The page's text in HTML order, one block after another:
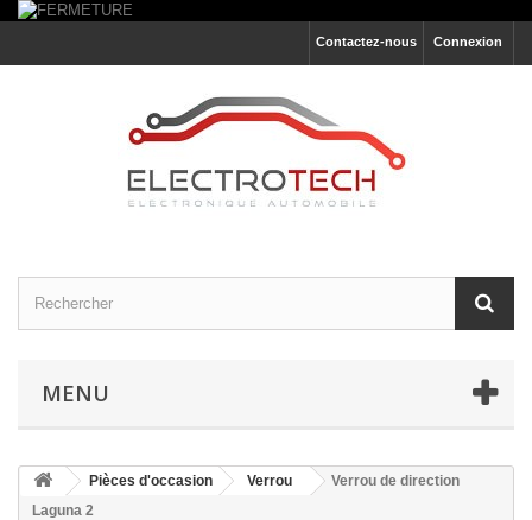
Connexion
Contactez-nous
MENU
Pièces d'occasion Verrou
Verrou de direction
Laguna 2